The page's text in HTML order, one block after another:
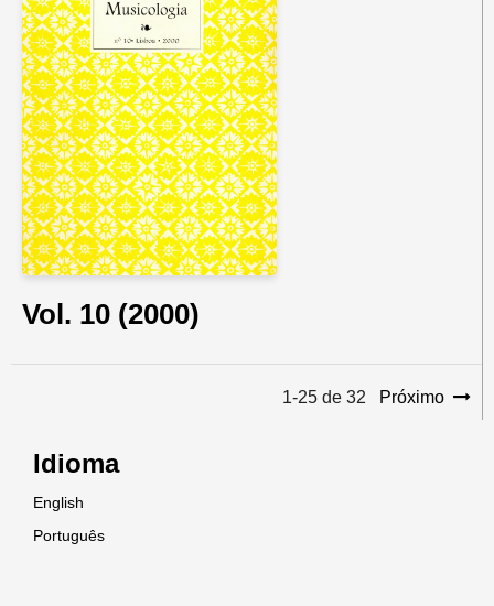
Vol. 10 (2000)
1-25 de 32 Próximo
Idioma
English
Português